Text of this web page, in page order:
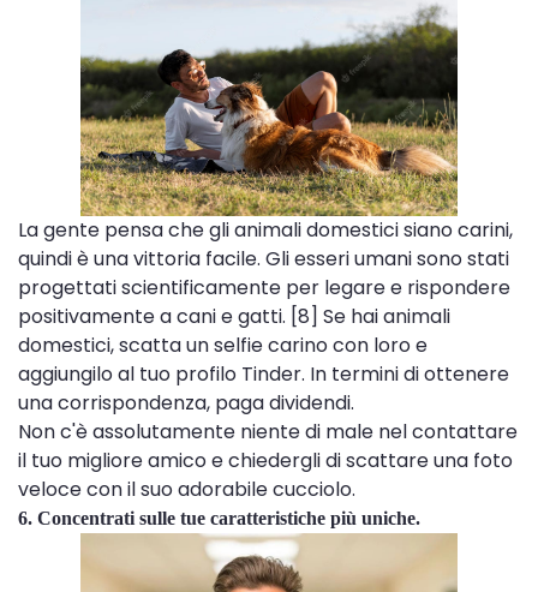
La gente pensa che gli animali domestici siano carini,
quindi è una vittoria facile. Gli esseri umani sono stati
progettati scientificamente per legare e rispondere
positivamente a cani e gatti. [8] Se hai animali
domestici, scatta un selfie carino con loro e
aggiungilo al tuo profilo Tinder. In termini di ottenere
una corrispondenza, paga dividendi.
Non c'è assolutamente niente di male nel contattare
il tuo migliore amico e chiedergli di scattare una foto
veloce con il suo adorabile cucciolo.
6. Concentrati sulle tue caratteristiche più uniche.